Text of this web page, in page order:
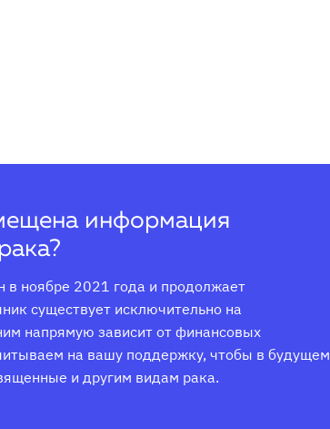
информация
ноябре 2021 года и продолжает
существует исключительно на
напрямую зависит от финансовых
на вашу поддержку, чтобы в будущем
и другим видам рака.